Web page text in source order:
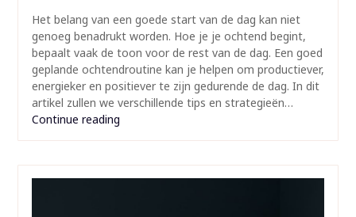
Het belang van een goede start van de dag kan niet
genoeg benadrukt worden. Hoe je je ochtend begint,
bepaalt vaak de toon voor de rest van de dag. Een goed
geplande ochtendroutine kan je helpen om productiever,
energieker en positiever te zijn gedurende de dag. In dit
artikel zullen we verschillende tips en strategieën…
Continue reading